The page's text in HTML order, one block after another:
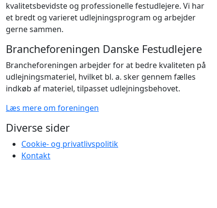
kvalitetsbevidste og professionelle festudlejere. Vi har
et bredt og varieret udlejningsprogram og arbejder
gerne sammen.
Brancheforeningen Danske Festudlejere
Brancheforeningen arbejder for at bedre kvaliteten på
udlejningsmateriel, hvilket bl. a. sker gennem fælles
indkøb af materiel, tilpasset udlejningsbehovet.
Læs mere om foreningen
Diverse sider
Cookie- og privatlivspolitik
Kontakt